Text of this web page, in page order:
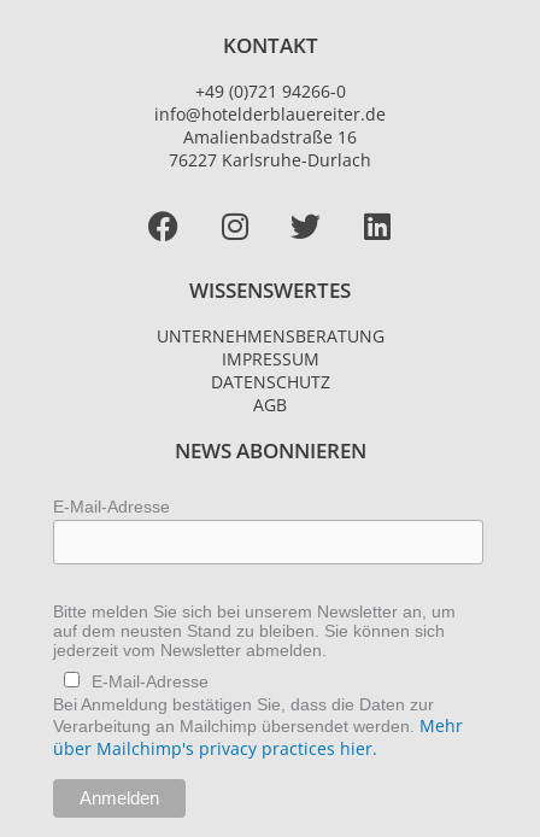
KONTAKT
+49 (0)721 94266-0
info@hotelderblauereiter.de
Amalienbadstraße 16
76227 Karlsruhe-Durlach
Facebook
I
n
t
a
g
r
m
T
w
t
t
e
r
L
i
e
WISSENSWERTES
UNTERNEHMENSBERATUNG
IMPRESSUM
DATENSCHUTZ
AGB
NEWS ABONNIEREN
E-Mail-Adresse
Bitte melden Sie sich bei unserem Newsletter an, um
auf dem neusten Stand zu bleiben. Sie können sich
jederzeit vom Newsletter abmelden.
E-Mail-Adresse
Bei Anmeldung bestätigen Sie, dass die Daten zur
Verarbeitung an Mailchimp übersendet werden. Mehr
über Mailchimp's privacy practices hier.